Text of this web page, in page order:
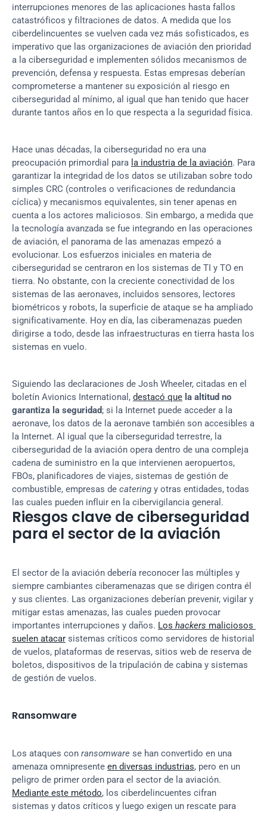
interrupciones menores de las aplicaciones hasta fallos
catastróficos y filtraciones de datos. A medida que los
ciberdelincuentes se vuelven cada vez más sofisticados, es
imperativo que las organizaciones de aviación den prioridad
a la ciberseguridad e implementen sólidos mecanismos de
prevención, defensa y respuesta. Estas empresas deberían
comprometerse a mantener su exposición al riesgo en
ciberseguridad al mínimo, al igual que han tenido que hacer
durante tantos años en lo que respecta a la seguridad física.
Hace unas décadas, la ciberseguridad no era una
preocupación primordial para la industria de la aviación. Para
garantizar la integridad de los datos se utilizaban sobre todo
simples CRC (controles o verificaciones de redundancia
cíclica) y mecanismos equivalentes, sin tener apenas en
cuenta a los actores maliciosos. Sin embargo, a medida que
la tecnología avanzada se fue integrando en las operaciones
de aviación, el panorama de las amenazas empezó a
evolucionar. Los esfuerzos iniciales en materia de
ciberseguridad se centraron en los sistemas de TI y TO en
tierra. No obstante, con la creciente conectividad de los
sistemas de las aeronaves, incluidos sensores, lectores
biométricos y robots, la superficie de ataque se ha ampliado
significativamente. Hoy en día, las ciberamenazas pueden
dirigirse a todo, desde las infraestructuras en tierra hasta los
sistemas en vuelo.
Siguiendo las declaraciones de Josh Wheeler, citadas en el
boletín Avionics International, destacó que la altitud no
garantiza la seguridad; si la Internet puede acceder a la
aeronave, los datos de la aeronave también son accesibles a
la Internet. Al igual que la ciberseguridad terrestre, la
ciberseguridad de la aviación opera dentro de una compleja
cadena de suministro en la que intervienen aeropuertos,
FBOs, planificadores de viajes, sistemas de gestión de
combustible, empresas de catering y otras entidades, todas
las cuales pueden influir en la cibervigilancia general.
Riesgos clave de ciberseguridad
para el sector de la aviación
El sector de la aviación debería reconocer las múltiples y
siempre cambiantes ciberamenazas que se dirigen contra él
y sus clientes. Las organizaciones deberían prevenir, vigilar y
mitigar estas amenazas, las cuales pueden provocar
importantes interrupciones y daños. Los hackers maliciosos
suelen atacar sistemas críticos como servidores de historial
de vuelos, plataformas de reservas, sitios web de reserva de
boletos, dispositivos de la tripulación de cabina y sistemas
de gestión de vuelos.
Ransomware
Los ataques con ransomware se han convertido en una
amenaza omnipresente en diversas industrias, pero en un
Mediante este método, los ciberdelincuentes cifran
sistemas y datos críticos y luego exigen un rescate para